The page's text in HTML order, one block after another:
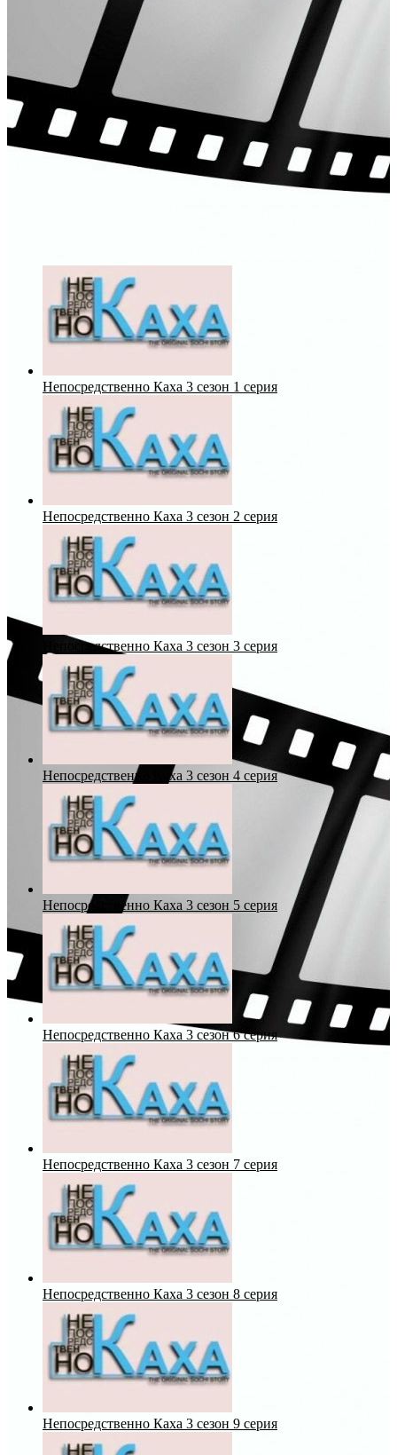
Непосредственно Каха 3 сезон 1 серия
Непосредственно Каха 3 сезон 2 серия
Непосредственно Каха 3 сезон 3 серия
Непосредственно Каха 3 сезон 4 серия
Непосредственно Каха 3 сезон 5 серия
Непосредственно Каха 3 сезон 6 серия
Непосредственно Каха 3 сезон 7 серия
Непосредственно Каха 3 сезон 8 серия
Непосредственно Каха 3 сезон 9 серия